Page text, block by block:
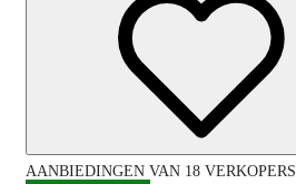
AANBIEDINGEN VAN 18 VERKOPERS